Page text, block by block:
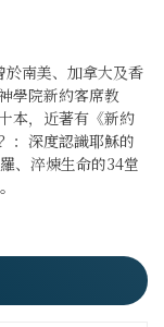
南美、加拿大及香
學院新約客席教
本，近著有《新約
：深度認識耶穌的
、淬煉生命的34堂